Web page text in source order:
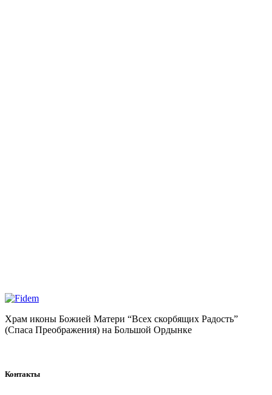
Храм иконы Божией Матери “Всех скорбящих Радость”
(Спаса Преображения) на Большой Ордынке
Контакты